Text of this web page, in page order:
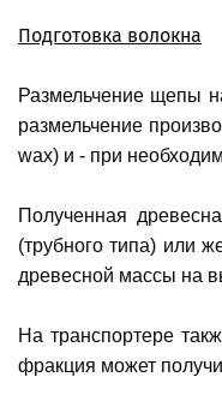
Подготовка волокна
Размельчение щепы
размельчение
wax) и - при
Полученная
(трубного типа) или
древесной массы на
На транспортере
фракция может